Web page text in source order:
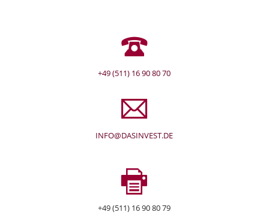
+49 (511) 16 90 80 70
INFO@DASINVEST.DE
+49 (511) 16 90 80 79